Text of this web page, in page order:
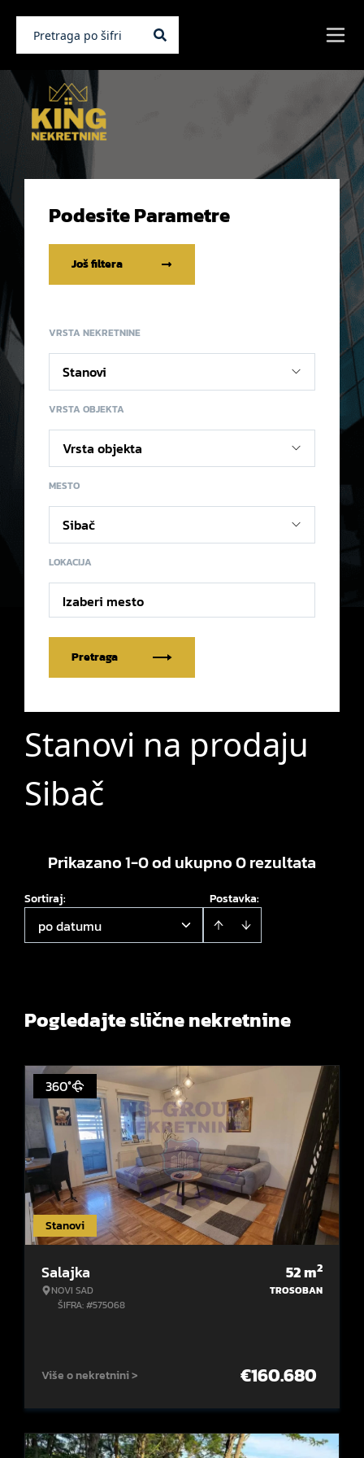
Podesite Parametre
Još filtera
VRSTA NEKRETNINE
VRSTA OBJEKTA
MESTO
LOKACIJA
Izaberi mesto
Pretraga
Stanovi na prodaju
Sibač
Prikazano 1-0 od ukupno 0 rezultata
Postavka:
Sortiraj:
po datumu
Pogledajte slične nekretnine
Stanovi
360°
Salajka
NOVI SAD
ŠIFRA: #575068
52m2
TROSOBAN
Više o nekretnini > €160.680